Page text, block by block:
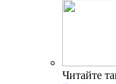
Читайте